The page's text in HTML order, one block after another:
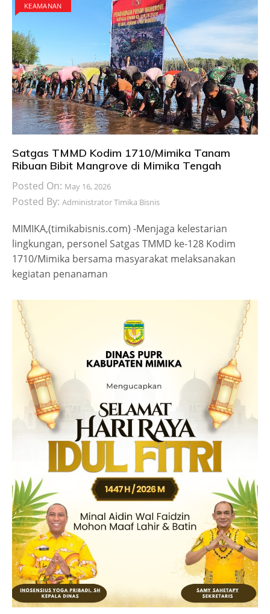
KEAMANAN
Satgas TMMD Kodim 1710/Mimika Tanam
Ribuan Bibit Mangrove di Mimika Tengah
Posted On: May 16, 2026
Posted By: Administrator Timika Bisnis
MIMIKA,(timikabisnis.com) -Menjaga kelestarian
lingkungan, personel Satgas TMMD ke-128 Kodim
1710/Mimika bersama masyarakat melaksanakan
kegiatan penanaman